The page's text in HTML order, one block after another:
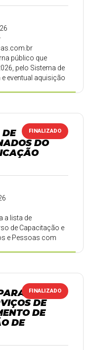
público que
pelo Sistema de
eventual aquisição
FINALIZADO
DO
a lista de
de Capacitação e
e Pessoas com
FINALIZADO
DE
DE
DE